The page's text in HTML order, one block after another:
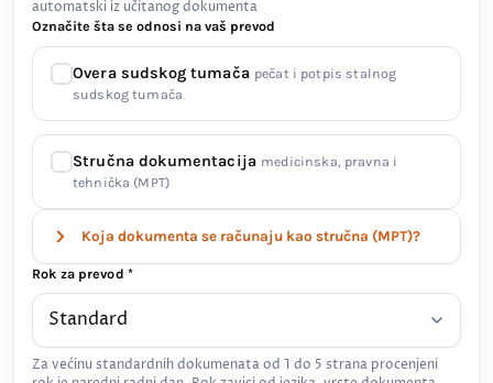
automatski iz učitanog dokumenta
Označite šta se odnosi na vaš prevod
Overa sudskog tumača pečat i potpis stalnog
sudskog tumača
Stručna dokumentacija medicinska, pravna i
tehnička (MPT)
Koja dokumenta se računaju kao stručna (MPT)?
Rok za prevod *
Za većinu standardnih dokumenata od 1 do 5 strana procenjeni